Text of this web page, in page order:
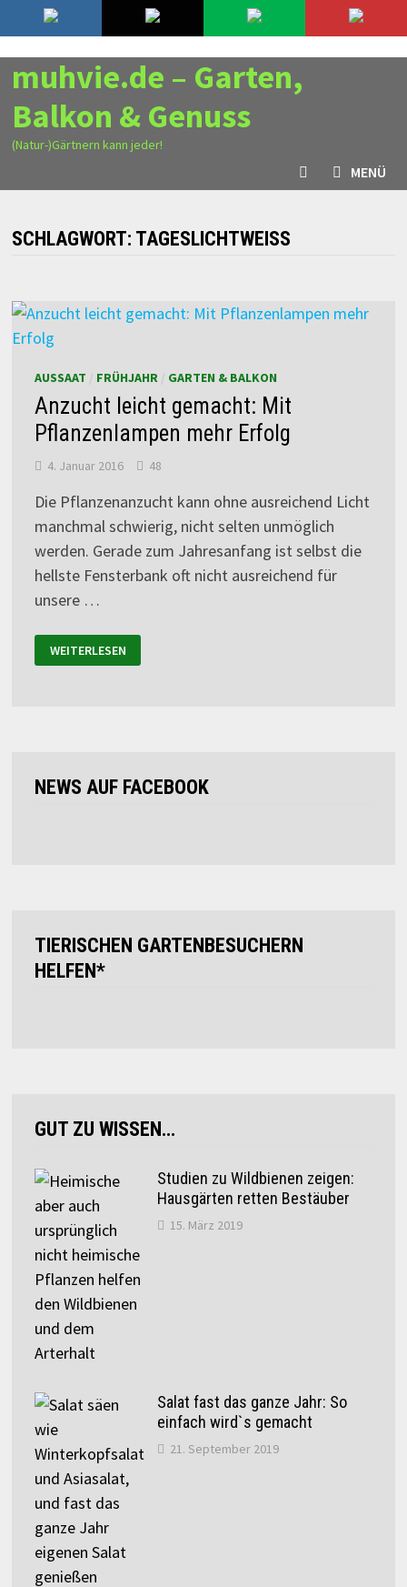
Zurück
zum
Inhalt
7. August 2026
muhvie.de – Garten,
Balkon & Genuss
(Natur-)Gärtnern kann jeder!
MENÜ
SCHLAGWORT: TAGESLICHTWEISS
AUSSAAT FRÜHJAHR/ GARTEN & BALKON
Anzucht leicht gemacht: Mit
Pflanzenlampen mehr Erfolg
4. Januar 2016 48
Die Pflanzenanzucht kann ohne ausreichend Licht
manchmal schwierig, nicht selten unmöglich
werden. Gerade zum Jahresanfang ist selbst die
hellste Fensterbank oft nicht ausreichend für
unsere …
WEITERLESEN
NEWS AUF FACEBOOK
TIERISCHEN GARTENBESUCHERN
HELFEN*
GUT ZU WISSEN…
Studien zu Wildbienen zeigen:
Hausgärten retten Bestäuber
15. März 2019
Salat fast das ganze Jahr: So
einfach wird`s gemacht
21. September 2019